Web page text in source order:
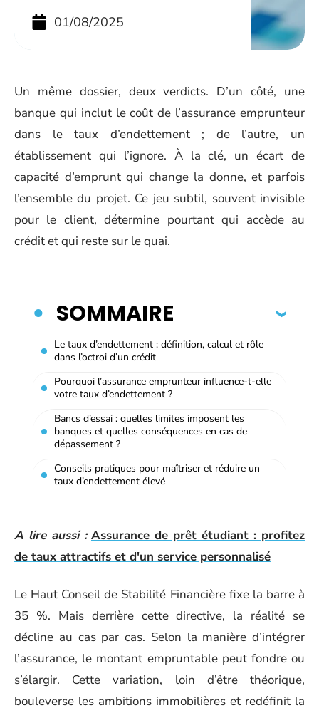
01/08/2025
Un même dossier, deux verdicts. D’un côté, une
banque qui inclut le coût de l’assurance emprunteur
dans le taux d’endettement ; de l’autre, un
établissement qui l’ignore. À la clé, un écart de
capacité d’emprunt qui change la donne, et parfois
l’ensemble du projet. Ce jeu subtil, souvent invisible
pour le client, détermine pourtant qui accède au
crédit et qui reste sur le quai.
SOMMAIRE
Le taux d’endettement : définition, calcul et rôle
dans l’octroi d’un crédit
Pourquoi l’assurance emprunteur influence-t-elle
votre taux d’endettement ?
Bancs d’essai : quelles limites imposent les
banques et quelles conséquences en cas de
dépassement ?
Conseils pratiques pour maîtriser et réduire un
taux d’endettement élevé
A lire aussi : Assurance de prêt étudiant : profitez
de taux attractifs et d'un service personnalisé
Le Haut Conseil de Stabilité Financière fixe la barre à
35 %. Mais derrière cette directive, la réalité se
décline au cas par cas. Selon la manière d’intégrer
l’assurance, le montant empruntable peut fondre ou
s’élargir. Cette variation, loin d’être théorique,
bouleverse les ambitions immobilières et redéfinit la